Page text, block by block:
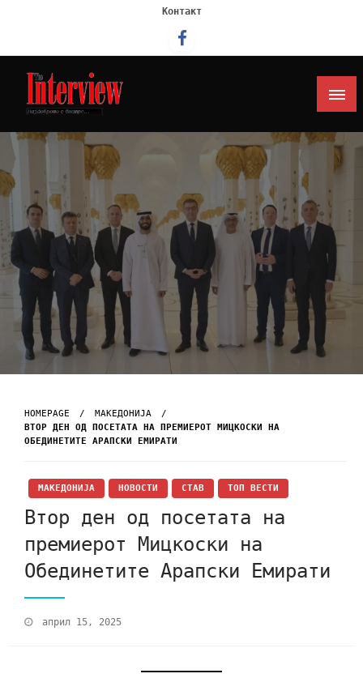
Контакт
Интервју
HOMEPAGE
МАКЕДОНИЈА
ВТОР ДЕН ОД ПОСЕТАТА НА ПРЕМИЕРОТ МИЦКОСКИ НА
ОБЕДИНЕТИТЕ АРАПСКИ ЕМИРАТИ
МАКЕДОНИЈА НОВОСТИ СТАВ ТОП ВЕСТИ
Втор ден од посетата на
премиерот Мицкоски на
Обединетите Арапски Емирати
април 15, 2025